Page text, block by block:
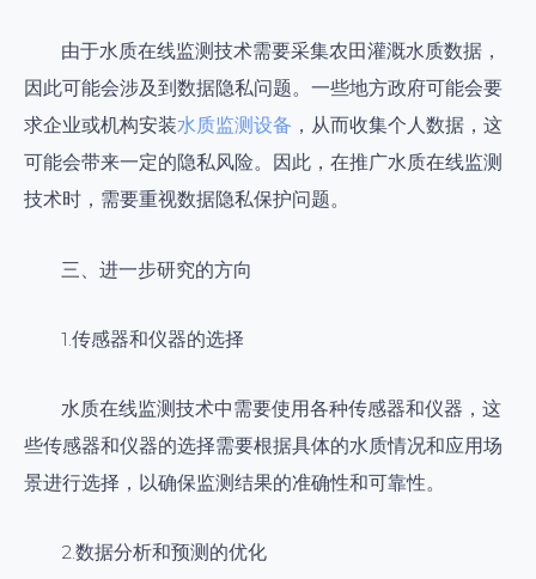
由于水质在线监测技术需要采集农田灌溉水质数据，
因此可能会涉及到数据隐私问题。一些地方政府可能会要
求企业或机构安装水质监测设备 ，从而收集个人数据，这
可能会带来一定的隐私风险。因此，在推广水质在线监测
技术时，需要重视数据隐私保护问题。
三、进一步研究的方向
1.传感器和仪器的选择
水质在线监测技术中需要使用各种传感器和仪器，这
些传感器和仪器的选择需要根据具体的水质情况和应用场
景进行选择，以确保监测结果的准确性和可靠性。
2.数据分析和预测的优化